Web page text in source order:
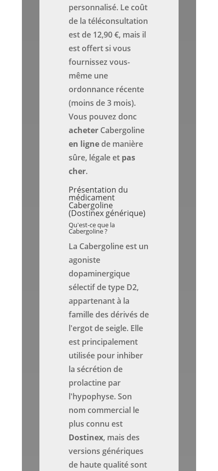
personnalisé. Le coût
de la téléconsultation
est de 12,90 €, mais il
est offert si vous
fournissez vous-
même une
ordonnance récente
(moins de 3 mois).
Vous pouvez donc
acheter Cabergoline
en lignede manière
sûre, légale et pas
cher.
Présentation du
médicament
Cabergoline
(Dostinex générique)
Qu'est-ce que la
Cabergoline ?
La Cabergoline est un
agoniste
dopaminergique
sélectif de type D2,
appartenant à la
famille des dérivés de
l'ergot de seigle. Elle
est principalement
utilisée pour inhiber
la sécrétion de
prolactine par
l'hypophyse. Son
nom commercial le
plus connu est
Dostinex, mais des
versions génériques
de haute qualité sont